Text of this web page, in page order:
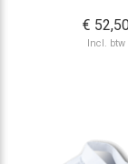
€
Incl. btw